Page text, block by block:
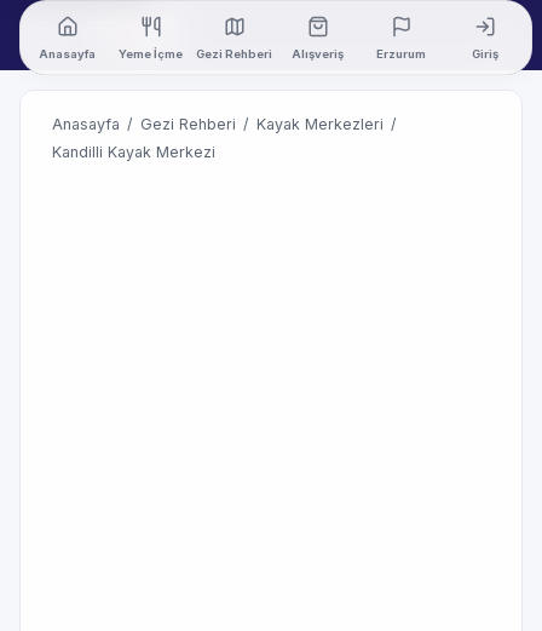
Anasayfa Yeme İçme Gezi Rehberi Alışveriş Erzurum Giriş
Anasayfa / Gezi Rehberi / Kayak Merkezleri /
Kandilli Kayak Merkezi